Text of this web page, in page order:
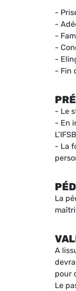
-
-
-
-
-
- Fin
- Le
- En
- La
La
A
pour
Le